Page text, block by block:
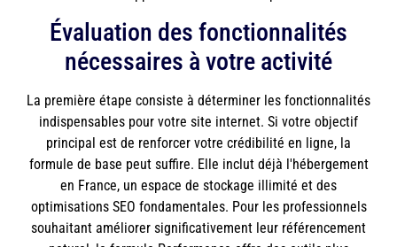
Évaluation des fonctionnalités
nécessaires à votre activité
La première étape consiste à déterminer les fonctionnalités
indispensables pour votre site internet. Si votre objectif
principal est de renforcer votre crédibilité en ligne, la
formule de base peut suffire. Elle inclut déjà l'hébergement
en France, un espace de stockage illimité et des
optimisations SEO fondamentales. Pour les professionnels
souhaitant améliorer significativement leur référencement